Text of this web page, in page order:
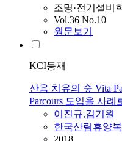
조명·전기설비
Vol.36 No.10
원문보기
KCI등재
산음 치유의 숲 Vita
Parcours 도입을 사례
이진규,김기원
한국산림휴양